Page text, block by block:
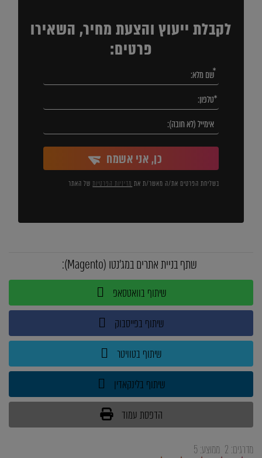
לקבלת ייעוץ והצעת מחיר, השאירו
פרטים:
כן, אני אשמח
בשליחת הפרטים את/ה מאשר/ת את מדיניות הפרטיותשל האתר
שתף בניית אתרים במג'נטו (Magento):
שיתוף בוואטסאפ
שיתוף בפייסבוק
שיתוף בטוויטר
שיתוף בלינקאדין
הדפסת עמוד
מדרגים: 2 ממוצע:5